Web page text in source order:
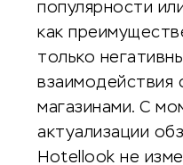
популярности
как
только
взаимодействия
магазинами. С
актуализации
Hotellook не